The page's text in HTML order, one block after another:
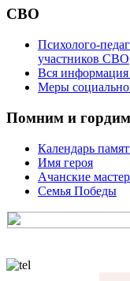
СВО
Психолого-
участников СВО
Вся информация
Меры
Помним и
Календарь
Имя героя
Ачанские
Семья Победы